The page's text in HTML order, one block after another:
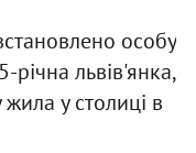
особу
річна львів'янка,
у столиці в